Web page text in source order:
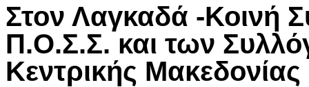
Στον Λαγκαδά -Κοινή
Π.Ο.Σ.Σ. και των
Κεντρικής Μακεδονίας